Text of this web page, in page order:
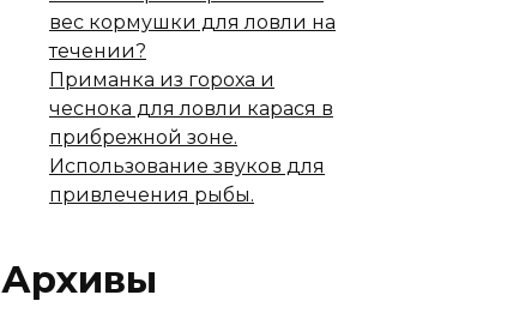
вес кормушки для ловли на
течении?
Приманка из гороха и
чеснока для ловли карася в
прибрежной зоне.
Использование звуков для
привлечения рыбы.
Архивы